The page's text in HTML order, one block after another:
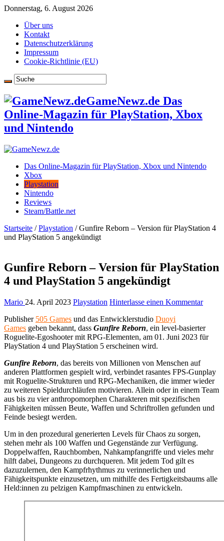
Donnerstag, 6. August 2026
Über uns
Kontakt
Datenschutzerklärung
Impressum
Cookie-Richtlinie (EU)
GameNewz.de Das
Online-Magazin für PlayStation, Xbox
und Nintendo
Das Online-Magazin für PlayStation, Xbox und Nintendo
Xbox
Playstation
Nintendo
Reviews
Steam/Battle.net
Startseite / Playstation / Gunfire Reborn – Version für PlayStation 4
und PlayStation 5 angekündigt
Gunfire Reborn – Version für PlayStation
4 und PlayStation 5 angekündigt
Mario 24. April 2023 Playstation Hinterlasse einen Kommentar
Publisher 505 Games und das Entwicklerstudio Duoyi
Games geben bekannt, dass Gunfire Reborn, ein level-basierter
Roguelite-Egoshooter mit RPG-Elementen, am 01. Juni 2023 für
PlayStation 4 und PlayStation 5 erscheinen wird.
Gunfire Reborn, das bereits von Millionen von Menschen auf
anderen Plattformen gespielt wird, verbindet rasantes FPS-Gunplay
mit Roguelite-Strukturen und RPG-Mechaniken, die immer wieder
zu weiteren Spieldurchläufen motivieren. Allein oder in einem Team
aus bis zu vier anthropomorphen Charakteren mit spezifischen
Fähigkeiten müssen Beute, Waffen und Schriftrollen gefunden und
Feinde besiegt werden.
Um in den prozedural generierten Levels für Chaos zu sorgen,
stehen mehr als 100 Waffen und Gegenstände zur Verfügung.
Doppelwaffen, Rauchbomben, Nahkampfangriffe und vieles mehr
hilft dabei, Dungeons zu durchqueren. Mit jedem Tod gilt es
dazuzulernen, den Kampfrhythmus zu verinnerlichen und
Fähigkeitspunkte einzusetzen, um mithilfe des Fertigkeitsbaums alle
Held:innen zu pelzigen Kampfmaschinen zu entwickeln.